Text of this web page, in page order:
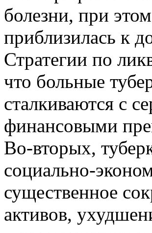
болезни, при
приблизилась к
Стратегии по
что больные
сталкиваются с
финансовыми
Во-вторых,
социально-
существенное
активов,